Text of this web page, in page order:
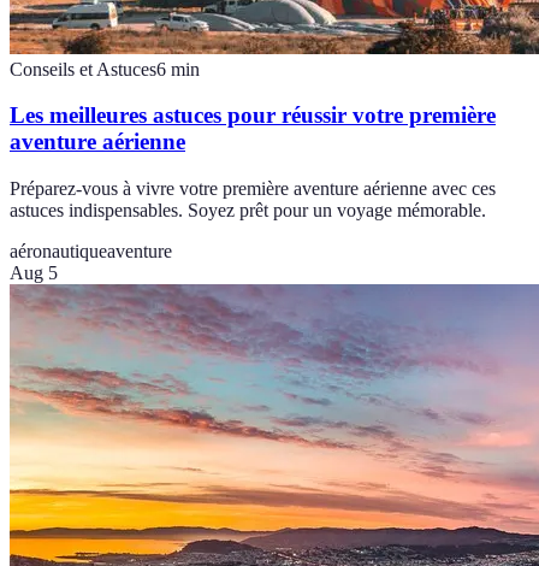
Conseils et Astuces6 min
Les meilleures astuces pour réussir votre première
aventure aérienne
Préparez-vous à vivre votre première aventure aérienne avec ces
astuces indispensables. Soyez prêt pour un voyage mémorable.
aéronautiqueaventure
Aug 5